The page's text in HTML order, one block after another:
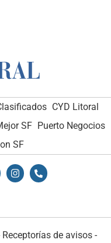
CYD Litoral
SF Puerto Negocios
SF
Receptorías de avisos -